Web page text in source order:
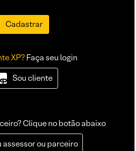
Cadastrar
XP?Faça seu login
Sou cliente
Clique no botão abaixo
assessor ou parceiro